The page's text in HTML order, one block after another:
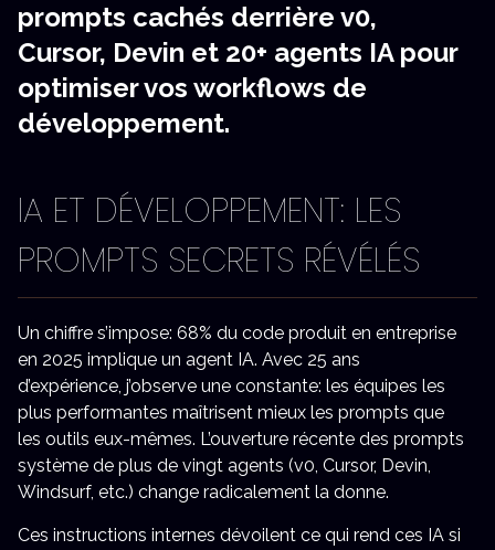
prompts cachés derrière v0,
Cursor, Devin et 20+ agents IA pour
optimiser vos workflows de
développement.
IA ET DÉVELOPPEMENT: LES
PROMPTS SECRETS RÉVÉLÉS
Un chiffre s’impose: 68% du code produit en entreprise
en 2025 implique un agent IA. Avec 25 ans
d’expérience, j’observe une constante: les équipes les
plus performantes maîtrisent mieux les prompts que
les outils eux-mêmes. L’ouverture récente des prompts
système de plus de vingt agents (v0, Cursor, Devin,
Windsurf, etc.) change radicalement la donne.
Ces instructions internes dévoilent ce qui rend ces IA si